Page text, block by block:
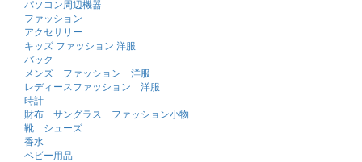
パソコン周辺機器
ファッション
アクセサリー
キッズ ファッション 洋服
バック
メンズ ファッション 洋服
レディースファッション 洋服
時計
財布 サングラス ファッション小物
靴 シューズ
香水
ベビー用品